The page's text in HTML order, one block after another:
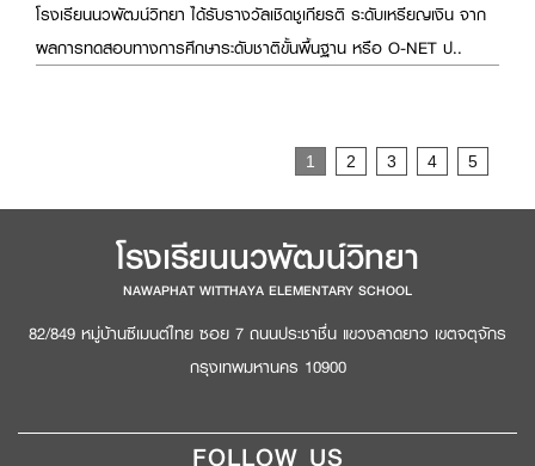
โรงเรียนนวพัฒน์วิทยา ได้รับรางวัลเชิดชูเกียรติ ระดับเหรียญเงิน จาก
ผลการทดสอบทางการศึกษาระดับชาติขั้นพื้นฐาน หรือ O-NET ป..
1 2 3 4 5
โรงเรียนนวพัฒน์วิทยา
NAWAPHAT WITTHAYA ELEMENTARY SCHOOL
82/849 หมู่บ้านซีเมนต์ไทย ซอย 7 ถนนประชาชื่น แขวงลาดยาว เขตจตุจักร
กรุงเทพมหานคร 10900